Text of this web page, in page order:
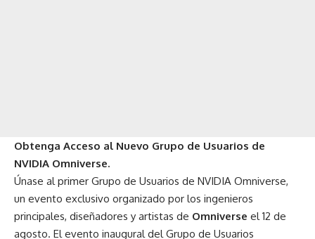
Obtenga Acceso al Nuevo Grupo de Usuarios de
NVIDIA Omniverse.
Únase al primer Grupo de Usuarios de NVIDIA Omniverse,
un evento exclusivo organizado por los ingenieros
principales, diseñadores y artistas de Omniverse el 12 de
agosto. El evento inaugural del Grupo de Usuarios